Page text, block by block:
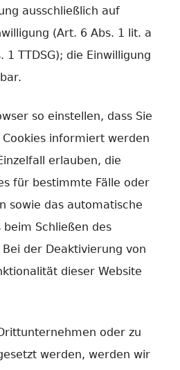
ausschließlich auf
(Art. 6 Abs. 1 lit. a
1 TTDSG); die Einwilligung
so einstellen, dass Sie
informiert werden
erlauben, die
für bestimmte Fälle oder
sowie das automatische
beim Schließen des
der Deaktivierung von
dieser Website
oder zu
werden, werden wir